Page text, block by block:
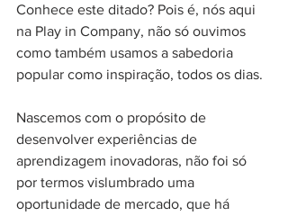
Conhece este ditado? Pois é, nós aqui
na Play in Company, não só ouvimos
como também usamos a sabedoria
popular como inspiração, todos os dias.
Nascemos com o propósito de
desenvolver experiências de
aprendizagem inovadoras, não foi só
por termos vislumbrado uma
oportunidade de mercado, que há